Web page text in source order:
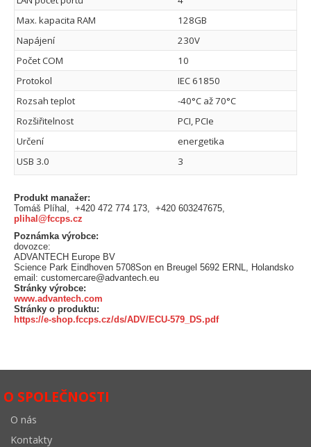
Max. kapacita RAM
128GB
Napájení
230V
Počet COM
10
Protokol
IEC 61850
Rozsah teplot
-40°C až 70°C
Rozšiřitelnost
PCI, PCIe
Určení
energetika
USB 3.0
3
Produkt manažer:
Tomáš Plíhal, +420 472 774 173, +420 603247675,
plihal@fccps.cz
Poznámka výrobce:
dovozce:
ADVANTECH Europe BV
Science Park Eindhoven 5708Son en Breugel 5692 ERNL, Holandsko
email: customercare@advantech.eu
Stránky výrobce:
www.advantech.com
Stránky o produktu:
https://e-shop.fccps.cz/ds/ADV/ECU-579_DS.pdf
O SPOLEČNOSTI
O nás
Kontakty